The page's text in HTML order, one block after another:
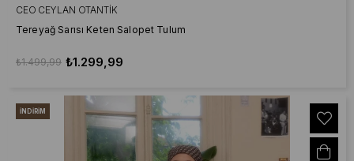
CEO CEYLAN OTANTIK
Tereyağ Sarısı Keten Salopet Tulum
₺1.299,99
₺1.499,99
İNDIRIM